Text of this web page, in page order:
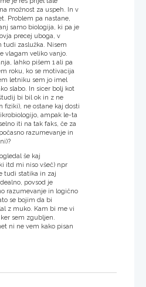
možnost za uspeh. In v
Problem pa nastane,
samo biologija, ki pa je
precej uboga, v
tudi zaslužka. Nisem
vlagam veliko vanjo.
lahko pišem 1 ali pa
roku, ko se motivacija
letniku sem jo imel
slabo. In sicer bolj kot
bi bil ok in z ne
fiziki), ne ostane kaj dosti
ampak le-ta
iti na tak faks, če za
razumevanje in
še kaj
itd mi niso všeč) npr
tudi statika in zaj
povsod je
razumevanje in logično
se bojim da bi
z muko. Kam bi me vi
sem zgubljen.
ni ne vem kako pisan